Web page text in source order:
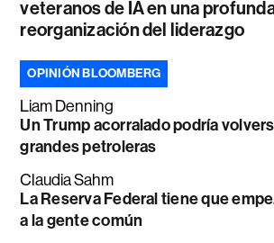
veteranos de IA en una
reorganización del liderazgo
OPINIÓN BLOOMBERG
Liam Denning
Un Trump acorralado podría
grandes petroleras
Claudia Sahm
La Reserva Federal tiene que
a la gente común